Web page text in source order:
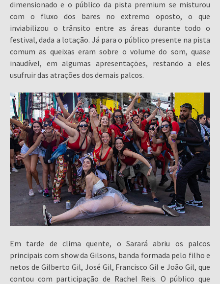
dimensionado e o público da pista premium se misturou
com o fluxo dos bares no extremo oposto, o que
inviabilizou o trânsito entre as áreas durante todo o
festival, dada a lotação. Já para o público presente na pista
comum as queixas eram sobre o volume do som, quase
inaudível, em algumas apresentações, restando a eles
usufruir das atrações dos demais palcos.
Em tarde de clima quente, o Sarará abriu os palcos
principais com show da Gilsons, banda formada pelo filho e
netos de Gilberto Gil, José Gil, Francisco Gil e João Gil, que
contou com participação de Rachel Reis. O público que